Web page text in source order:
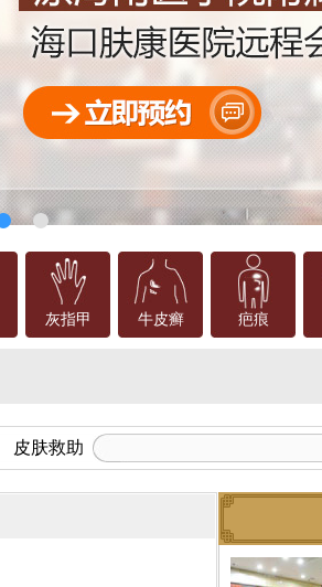
灰指甲 牛皮癣 疤痕
皮肤救助